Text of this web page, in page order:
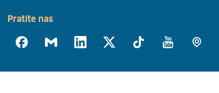
Pratite nas